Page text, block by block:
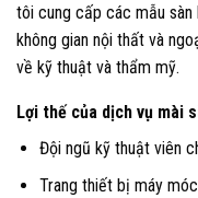
tôi cung cấp các mẫu sàn
không gian nội thất và
về kỹ thuật và thẩm mỹ.
Lợi thế của dịch vụ mài
Đội ngũ kỹ thuật viên
Trang thiết bị máy